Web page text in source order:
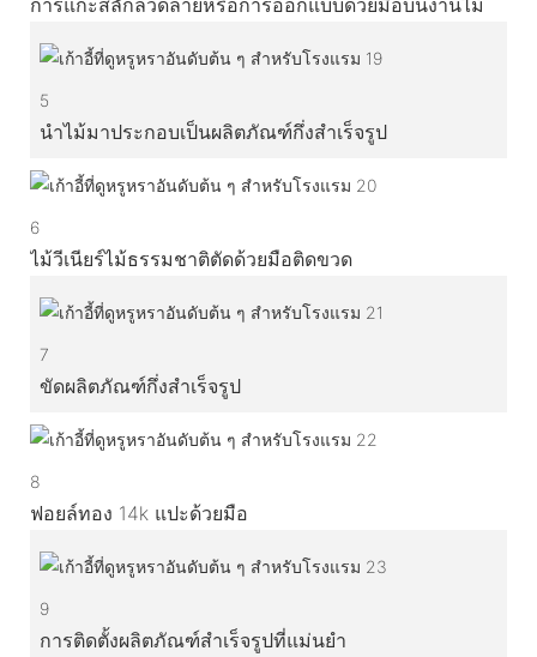
5
นำไม้มาประกอบเป็นผลิตภัณฑ์กึ่งสำเร็จรูป
6
ไม้วีเนียร์ไม้ธรรมชาติตัดด้วยมือติดขวด
7
ขัดผลิตภัณฑ์กึ่งสำเร็จรูป
8
ฟอยล์ทอง 14k แปะด้วยมือ
9
การติดตั้งผลิตภัณฑ์สำเร็จรูปที่แม่นยำ